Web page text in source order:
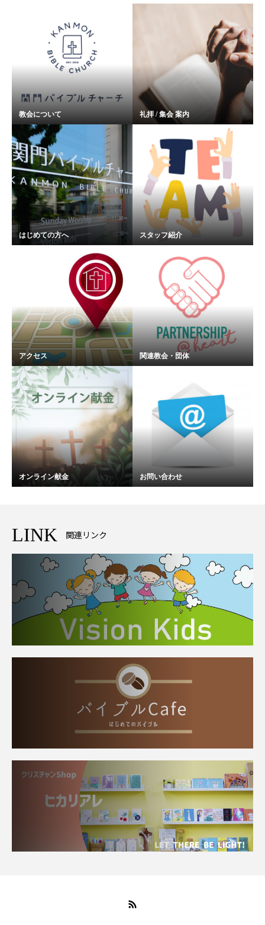
教会について 礼拝 / 集会 案内
はじめての方へ スタッフ紹介
アクセス 関連教会・団体
オンライン献金 お問い合わせ
LINK 関連リンク